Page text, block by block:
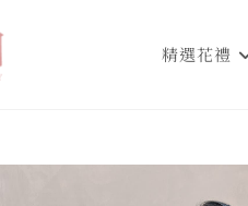
精選花禮